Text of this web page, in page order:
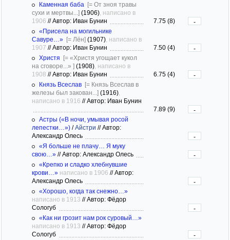
Каменная баба [= От зноя травы
сухи и мертвы...] (1906) , написано в
1906 //Автор: Иван Бунин 7.75 (8)
-
«Присела на могильнике
Савуре…» [= Лён] (1907) , написано в
1907 //Автор: Иван Бунин 7.50 (4)
-
Христя [= «Христя угощает кукол
на сговоре...» ] (1908) , написано в
1908 //Автор: Иван Бунин 6.75 (4)
-
Князь Всеслав [= Князь Всеслав в
железы был закован...] (1916)
написано в 1916 //Автор: Иван Бунин
7.89 (9)
-
Астры («В ночи, умывая росой
лепестки…») /Айстри //Автор:
Александр Олесь
-
«Я больше не плачу… Я муку
свою…» //Автор: Александр Олесь
-
«Крепко и сладко хлебнувшие
крови…» написано в 1906 //Автор:
Александр Олесь
-
«Хорошо, когда так снежно…»
написано в 1913 //Автор: Фёдор
Сологуб
-
«Как ни грозит нам рок суровый…»
написано в 1913 //Автор: Фёдор
Сологуб
-